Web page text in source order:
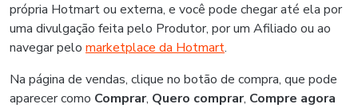
própria Hotmart ou externa, e você pode chegar até ela por
uma divulgação feita pelo Produtor, por um Afiliado ou ao
navegar pelo marketplace da Hotmart.
Na página de vendas, clique no botão de compra, que pode
aparecer como Comprar, Quero comprar, Compre agora